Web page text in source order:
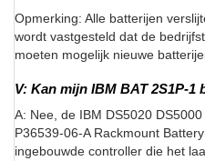
Opmerking: Alle batterijen
wordt vastgesteld dat de
moeten mogelijk nieuwe
V: Kan mijn IBM BAT 2S1P-
A: Nee, de IBM DS5020
P36539-06-A Rackmount
ingebouwde controller die het